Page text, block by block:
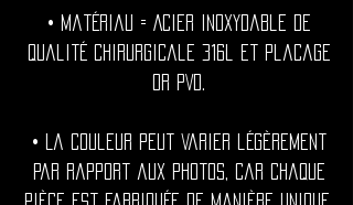
• Matériau = Acier inoxydable de
qualité chirurgicale 316l et placage
or PVD.
• La couleur peut varier légèrement
par rapport aux photos, car chaque
pièce est fabriquée de manière unique.